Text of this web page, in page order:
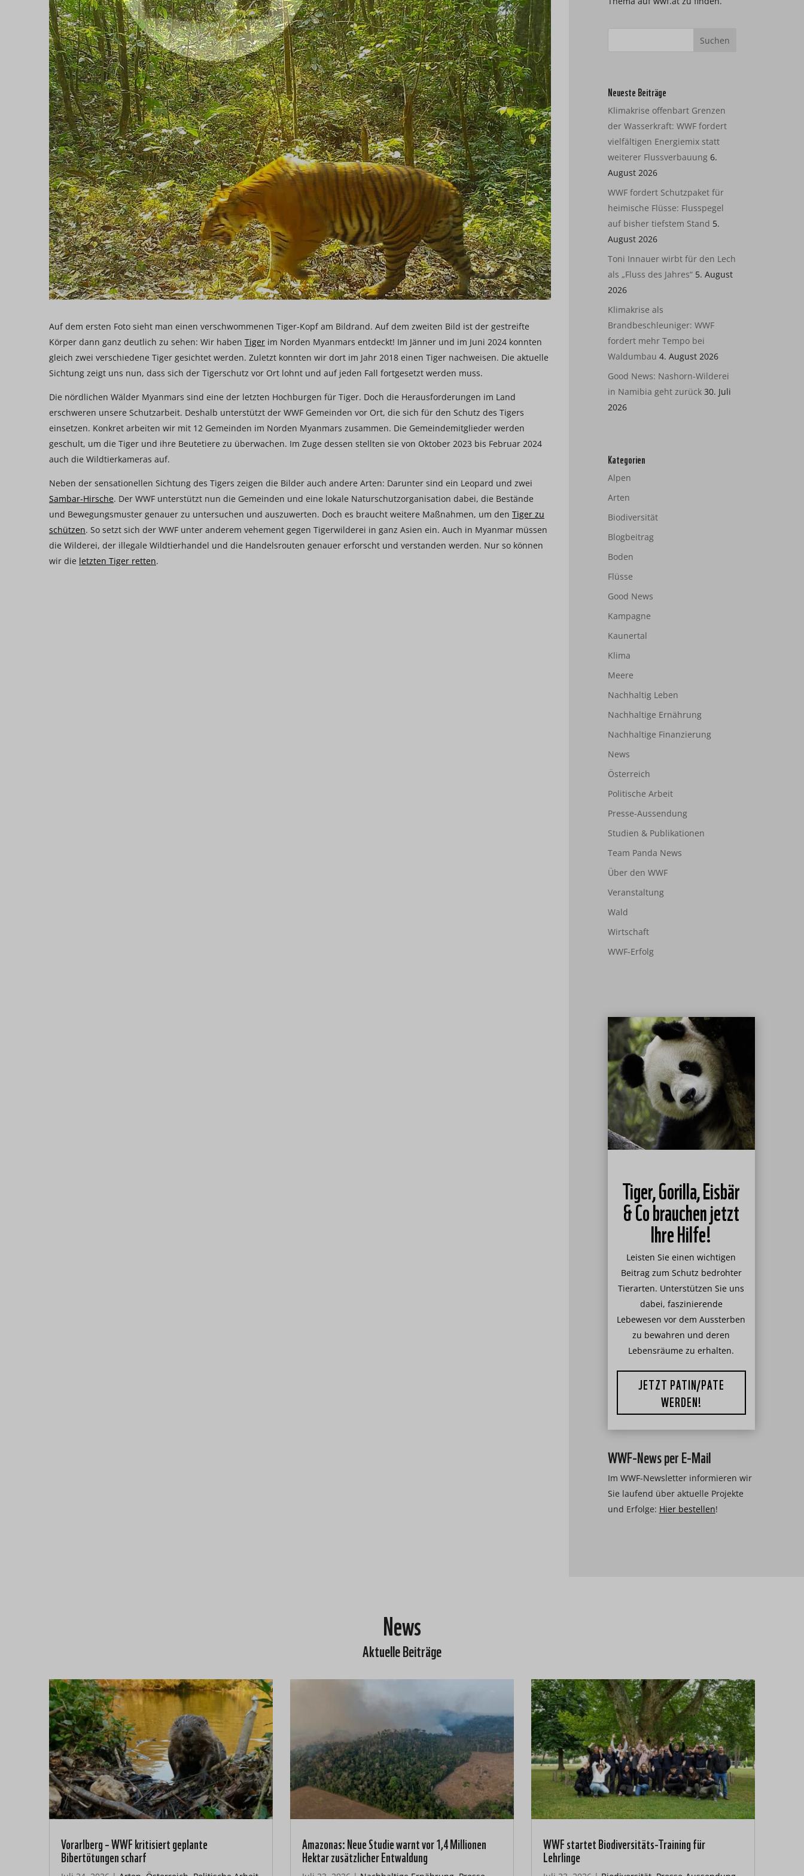
Auf dem ersten Foto sieht man einen verschwommenen Tiger-Kopf am Bildrand. Auf dem zweiten Bild ist der gestreifte
Körper dann ganz deutlich zu sehen: Wir haben Tiger im Norden Myanmars entdeckt! Im Jänner und im Juni 2024 konnten
gleich zwei verschiedene Tiger gesichtet werden. Zuletzt konnten wir dort im Jahr 2018 einen Tiger nachweisen. Die aktuelle
Sichtung zeigt uns nun, dass sich der Tigerschutz vor Ort lohnt und auf jeden Fall fortgesetzt werden muss.
Die nördlichen Wälder Myanmars sind eine der letzten Hochburgen für Tiger. Doch die Herausforderungen im Land
erschweren unsere Schutzarbeit. Deshalb unterstützt der WWF Gemeinden vor Ort, die sich für den Schutz des Tigers
einsetzen. Konkret arbeiten wir mit 12 Gemeinden im Norden Myanmars zusammen. Die Gemeindemitglieder werden
geschult, um die Tiger und ihre Beutetiere zu überwachen. Im Zuge dessen stellten sie von Oktober 2023 bis Februar 2024
auch die Wildtierkameras auf.
Neben der sensationellen Sichtung des Tigers zeigen die Bilder auch andere Arten: Darunter sind ein Leopard und zwei
Sambar-Hirsche. Der WWF unterstützt nun die Gemeinden und eine lokale Naturschutzorganisation dabei, die Bestände
und Bewegungsmuster genauer zu untersuchen und auszuwerten. Doch es braucht weitere Maßnahmen, um den Tiger zu
schützen. So setzt sich der WWF unter anderem vehement gegen Tigerwilderei in ganz Asien ein. Auch in Myanmar müssen
die Wilderei, der illegale Wildtierhandel und die Handelsrouten genauer erforscht und verstanden werden. Nur so können
wir die letzten Tiger retten.
Neueste Beiträge
Klimakrise offenbart Grenzen
der Wasserkraft: WWF fordert
vielfältigen Energiemix statt
weiterer Flussverbauung 6.
August 2026
WWF fordert Schutzpaket für
heimische Flüsse: Flusspegel
auf bisher tiefstem Stand 5.
August 2026
Toni Innauer wirbt für den Lech
als „Fluss des Jahres“ 5. August
2026
Klimakrise als
Brandbeschleuniger: WWF
fordert mehr Tempo bei
Waldumbau 4. August 2026
Good News: Nashorn-Wilderei
in Namibia geht zurück 30. Juli
2026
Kategorien
Alpen
Arten
Biodiversität
Blogbeitrag
Boden
Flüsse
Good News
Kampagne
Kaunertal
Klima
Meere
Nachhaltig Leben
Nachhaltige Ernährung
Nachhaltige Finanzierung
News
Österreich
Politische Arbeit
Presse-Aussendung
Studien & Publikationen
Team Panda News
Über den WWF
Veranstaltung
Wald
Wirtschaft
WWF-Erfolg
Tiger, Gorilla, Eisbär
& Co brauchen jetzt
Ihre Hilfe!
Leisten Sie einen wichtigen
Beitrag zum Schutz bedrohter
Tierarten. Unterstützen Sie uns
dabei, faszinierende
Lebewesen vor dem Aussterben
zu bewahren und deren
Lebensräume zu erhalten.
JETZT PATIN/PATE
WERDEN!
WWF-News per E-Mail
Im WWF-Newsletter informieren wir
Sie laufend über aktuelle Projekte
und Erfolge: Hier bestellen!
News
Aktuelle Beiträge
Vorarlberg – WWF kritisiert geplante
Bibertötungen scharf
Amazonas: Neue Studie warnt vor 1,4 Millionen
Hektar zusätzlicher Entwaldung
WWF startet Biodiversitäts-Training für
Lehrlinge